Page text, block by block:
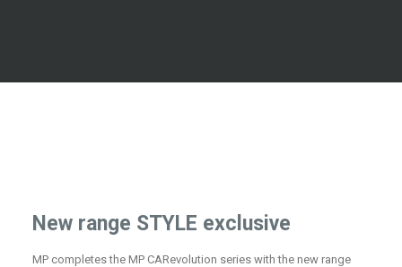
New range STYLE exclusive
MP completes the MP CARevolution series with the new range